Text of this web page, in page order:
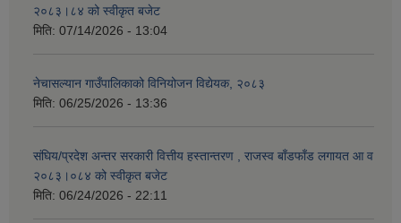
२०८३।८४ को स्वीकृत बजेट
मिति: 07/14/2026 - 13:04
नेचासल्यान गाउँपालिकाको विनियोजन विद्येयक, २०८३
मिति: 06/25/2026 - 13:36
संघिय/प्रदेश अन्तर सरकारी वित्तीय हस्तान्तरण , राजस्व बाँडफाँड लगायत आ व
२०८३।०८४ को स्वीकृत बजेट
मिति: 06/24/2026 - 22:11